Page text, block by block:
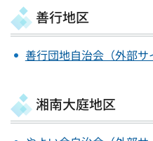
善行地区
善行団地自治会（外部サ
湘南大庭地区